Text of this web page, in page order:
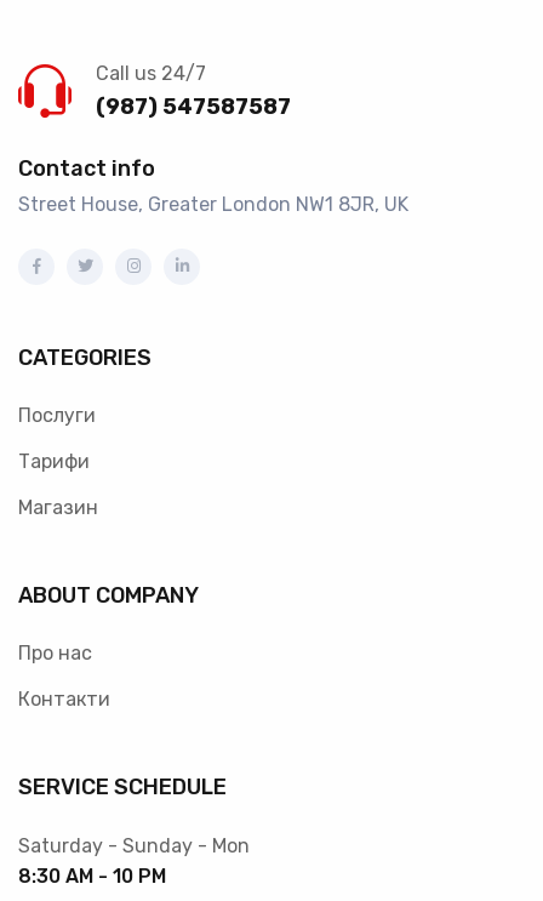
Call us 24/7
(987) 547587587
Contact info
Street House, Greater London NW1 8JR, UK
CATEGORIES
Послуги
Тарифи
Магазин
ABOUT COMPANY
Про нас
Контакти
SERVICE SCHEDULE
Saturday - Sunday - Mon
8:30 AM - 10 PM